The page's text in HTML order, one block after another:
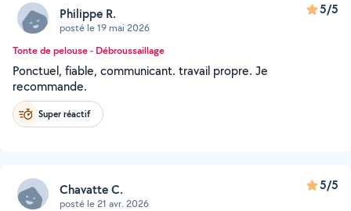
Philippe R.
posté le 19 mai 2026
5/5
Tonte de pelouse - Débroussaillage
Ponctuel, fiable, communicant. travail propre. Je
recommande.
Super réactif
Chavatte C.
posté le 21 avr. 2026
5/5